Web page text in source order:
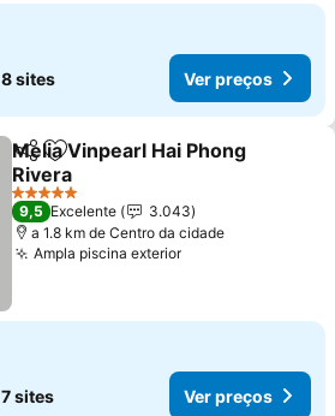
8 sites Ver preços
PartilharAdicionar aos favoritos
Melia Vinpearl Hai Phong
Rivera
Ver preços
5 Estrelas
9,5 Excelente
3.043
a 1.8 km de Centro da cidade
Ampla piscina exteriorVer preços
7 sites Ver preços